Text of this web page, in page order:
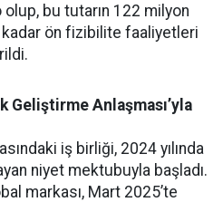
bu tutarın 122 milyon
ön fizibilite faaliyetleri
Geliştirme Anlaşması’yla
iş birliği, 2024 yılında
niyet mektubuyla başladı.
markası, Mart 2025’te